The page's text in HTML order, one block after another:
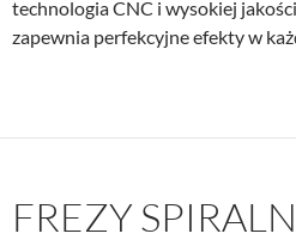
technologia CNC i wysokiej
zapewnia perfekcyjne efekty w
FREZY